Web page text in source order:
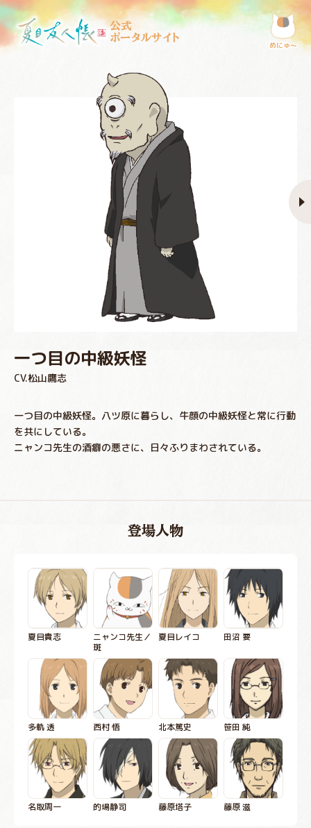
公式
ポータルサイト
めにゅ〜
一つ目の中級妖怪
CV.松山鷹志
一つ目の中級妖怪。八ツ原に暮らし、牛顔の中級妖怪と常に行動
を共にしている。
ニャンコ先生の酒癖の悪さに、日々ふりまわされている。
登場人物
夏目貴志
ニャンコ先生／
斑
夏目レイコ 田沼 要
多軌 透 西村 悟 北本篤史 笹田 純
名取周一 的場静司 藤原塔子 藤原 滋